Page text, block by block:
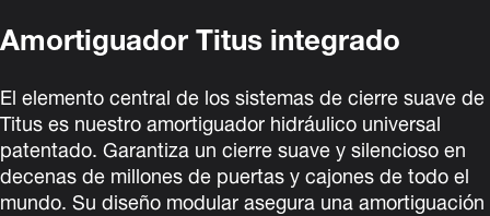
Amortiguador Titus integrado
El elemento central de los sistemas de cierre suave de
Titus es nuestro amortiguador hidráulico universal
patentado. Garantiza un cierre suave y silencioso en
decenas de millones de puertas y cajones de todo el
mundo. Su diseño modular asegura una amortiguación